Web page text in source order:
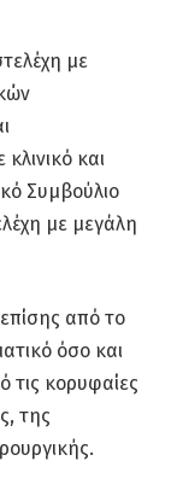
με
και
Συμβούλιο
με μεγάλη
από το
όσο και
τις κορυφαίες
της